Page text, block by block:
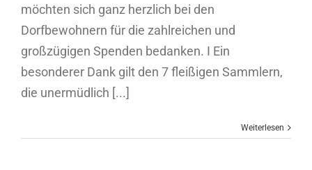
möchten sich ganz herzlich bei den
Dorfbewohnern für die zahlreichen und
großzügigen Spenden bedanken. I Ein
besonderer Dank gilt den 7 fleißigen Sammlern,
die unermüdlich [...]
Weiterlesen